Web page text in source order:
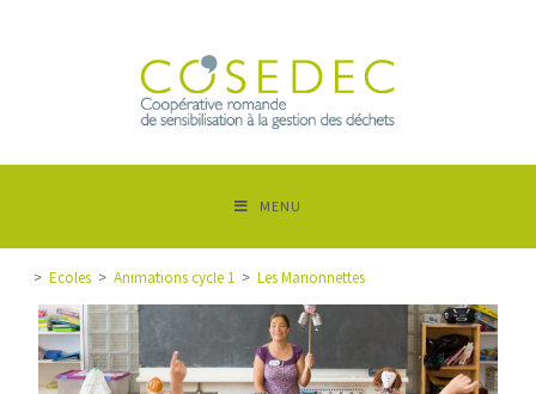
MENU
> Ecoles > Animations cycle 1 > Les Marionnettes